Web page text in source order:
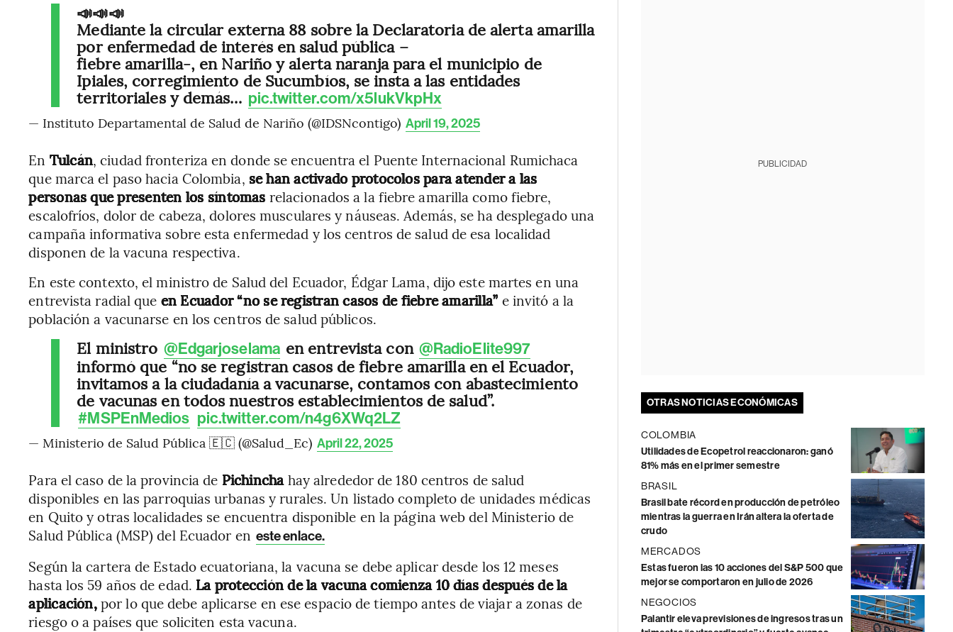
📣📣📣
Mediante la circular externa 88 sobre la Declaratoria de alerta amarilla
por enfermedad de interés en salud pública –
fiebre amarilla-, en Nariño y alerta naranja para el municipio de
Ipiales, corregimiento de Sucumbíos, se insta a las entidades
territoriales y demás… pic.twitter.com/x5lukVkpHx
— Instituto Departamental de Salud de Nariño (@IDSNcontigo) April 19, 2025
En Tulcán, ciudad fronteriza en donde se encuentra el Puente Internacional Rumichaca
que marca el paso hacia Colombia, se han activado protocolos para atender a las
personas que presenten los síntomas relacionados a la fiebre amarilla como fiebre,
escalofríos, dolor de cabeza, dolores musculares y náuseas. Además, se ha desplegado una
campaña informativa sobre esta enfermedad y los centros de salud de esa localidad
disponen de la vacuna respectiva.
En este contexto, el ministro de Salud del Ecuador, Édgar Lama, dijo este martes en una
entrevista radial que en Ecuador “no se registran casos de fiebre amarilla” e invitó a la
población a vacunarse en los centros de salud públicos.
El ministro @Edgarjoselama en entrevista con @RadioElite997
informó que “no se registran casos de fiebre amarilla en el Ecuador,
invitamos a la ciudadanía a vacunarse, contamos con abastecimiento
de vacunas en todos nuestros establecimientos de salud”.
#MSPEnMedios pic.twitter.com/n4g6XWq2LZ
— Ministerio de Salud Pública 🇪🇨 (@Salud_Ec) April 22, 2025
Para el caso de la provincia de Pichinchahay alrededor de 180 centros de salud
disponibles en las parroquias urbanas y rurales. Un listado completo de unidades médicas
en Quito y otras localidades se encuentra disponible en la página web del Ministerio de
Salud Pública (MSP) del Ecuador en este enlace.
Según la cartera de Estado ecuatoriana, la vacuna se debe aplicar desde los 12 meses
hasta los 59 años de edad. La protección de la vacuna comienza 10 días después dela
aplicación,por lo que debe aplicarse en ese espacio de tiempo antes de viajar a zonas de
riesgo o a países que soliciten esta vacuna.
PUBLICIDAD
OTRAS NOTICIAS ECONÓMICAS
COLOMBIA
Utilidades de Ecopetrol reaccionaron: ganó
81% más en el primer semestre
BRASIL
Brasil bate récord en producción de petróleo
mientras la guerra en Irán altera la oferta de
crudo
MERCADOS
Estas fueron las 10 acciones del S&P 500 que
mejor se comportaron en julio de 2026
NEGOCIOS
Palantir eleva previsiones de ingresos tras un